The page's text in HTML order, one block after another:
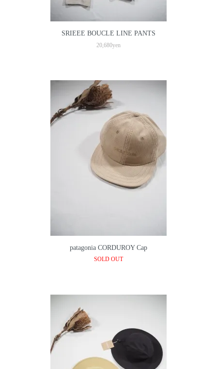
SRIEEE BOUCLE LINE PANTS
20,680yen
patagonia CORDUROY Cap
SOLD OUT